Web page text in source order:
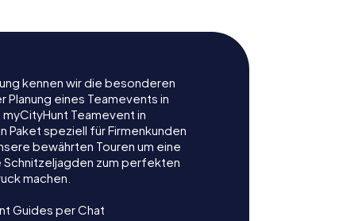
kennen wir die besonderen
eines Teamevents in
Teamevent in
Paket speziell für Firmenkunden
bewährten Touren um eine
Schnitzeljagden zum perfekten
machen.
Guides per Chat